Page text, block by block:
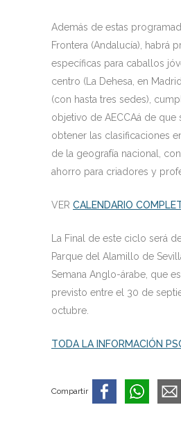
Además de estas
Frontera (Andalucía), habrá
específicas para caballos
centro (La Dehesa, en
(con hasta tres sedes),
objetivo de AECCAá de que
obtener las clasificaciones
de la geografía nacional,
ahorro para criadores y
VER CALENDARIO
La Final de este ciclo será
Parque del Alamillo de
Semana Anglo-árabe, que
previsto entre el 30 de
octubre.
TODA LA INFORMACIÓN
Compartir